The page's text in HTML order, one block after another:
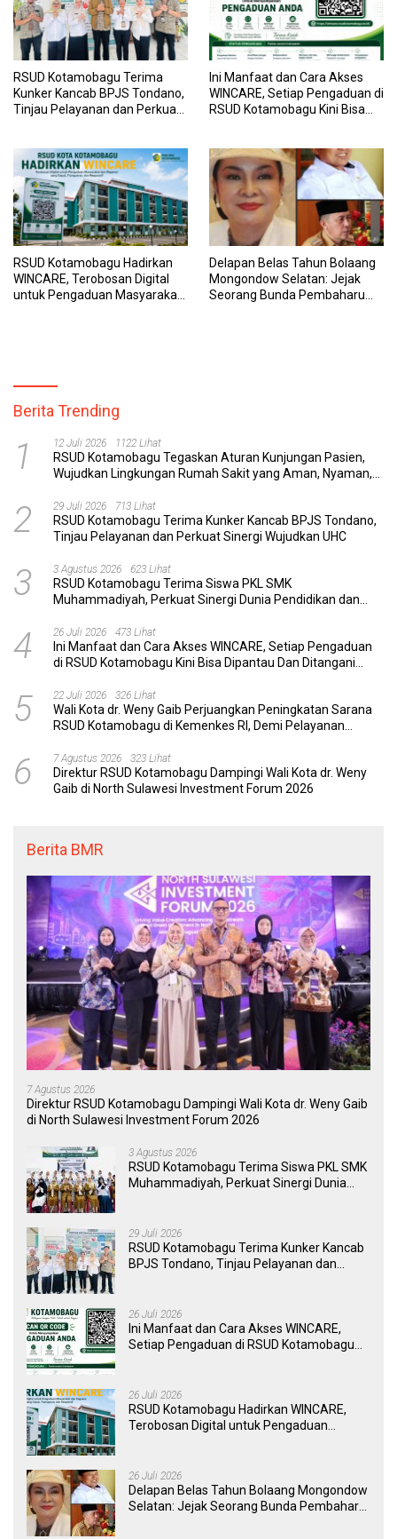
RSUD Kotamobagu Terima
Kunker Kancab BPJS Tondano,
Tinjau Pelayanan dan Perkuat
Ini Manfaat dan Cara Akses
WINCARE, Setiap Pengaduan di
RSUD Kotamobagu Kini Bisa
RSUD Kotamobagu Hadirkan
WINCARE, Terobosan Digital
untuk Pengaduan Masyarakat
Delapan Belas Tahun Bolaang
Mongondow Selatan: Jejak
Seorang Bunda Pembaharu
Berita Trending
1 12 Juli 2026 1122 Lihat
RSUD Kotamobagu Tegaskan Aturan Kunjungan Pasien,
Wujudkan Lingkungan Rumah Sakit yang Aman, Nyaman,
2 29 Juli 2026 713 Lihat
RSUD Kotamobagu Terima Kunker Kancab BPJS Tondano,
Tinjau Pelayanan dan Perkuat Sinergi Wujudkan UHC
3 3 Agustus 2026 623 Lihat
RSUD Kotamobagu Terima Siswa PKL SMK
Muhammadiyah, Perkuat Sinergi Dunia Pendidikan dan
4 26 Juli 2026 473 Lihat
Ini Manfaat dan Cara Akses WINCARE, Setiap Pengaduan
di RSUD Kotamobagu Kini Bisa Dipantau Dan Ditangani
5 22 Juli 2026 326 Lihat
Wali Kota dr. Weny Gaib Perjuangkan Peningkatan Sarana
RSUD Kotamobagu di Kemenkes RI, Demi Pelayanan
6 7 Agustus 2026 323 Lihat
Direktur RSUD Kotamobagu Dampingi Wali Kota dr. Weny
Gaib di North Sulawesi Investment Forum 2026
Berita BMR
7 Agustus 2026
Direktur RSUD Kotamobagu Dampingi Wali Kota dr. Weny Gaib
di North Sulawesi Investment Forum 2026
3 Agustus 2026
RSUD Kotamobagu Terima Siswa PKL SMK
Muhammadiyah, Perkuat Sinergi Dunia
29 Juli 2026
RSUD Kotamobagu Terima Kunker Kancab
BPJS Tondano, Tinjau Pelayanan dan
26 Juli 2026
Ini Manfaat dan Cara Akses WINCARE,
Setiap Pengaduan di RSUD Kotamobagu
26 Juli 2026
RSUD Kotamobagu Hadirkan WINCARE,
Terobosan Digital untuk Pengaduan
26 Juli 2026
Delapan Belas Tahun Bolaang Mongondow
Selatan: Jejak Seorang Bunda Pembaharu